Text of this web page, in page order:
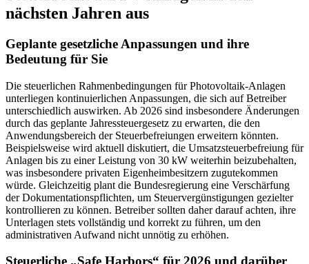
nächsten Jahren aus
Geplante gesetzliche Anpassungen und ihre
Bedeutung für Sie
Die steuerlichen Rahmenbedingungen für Photovoltaik-Anlagen
unterliegen kontinuierlichen Anpassungen, die sich auf Betreiber
unterschiedlich auswirken. Ab 2026 sind insbesondere Änderungen
durch das geplante Jahressteuergesetz zu erwarten, die den
Anwendungsbereich der Steuerbefreiungen erweitern könnten.
Beispielsweise wird aktuell diskutiert, die Umsatzsteuerbefreiung für
Anlagen bis zu einer Leistung von 30 kW weiterhin beizubehalten,
was insbesondere privaten Eigenheimbesitzern zugutekommen
würde. Gleichzeitig plant die Bundesregierung eine Verschärfung
der Dokumentationspflichten, um Steuervergünstigungen gezielter
kontrollieren zu können. Betreiber sollten daher darauf achten, ihre
Unterlagen stets vollständig und korrekt zu führen, um den
administrativen Aufwand nicht unnötig zu erhöhen.
Steuerliche „Safe Harbors“ für 2026 und darüber